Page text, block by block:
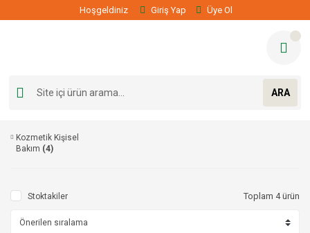
Hoşgeldiniz Giriş Yap Üye Ol
ARA
Kozmetik Kişisel
Bakım (4)
Stoktakiler Toplam 4 ürün